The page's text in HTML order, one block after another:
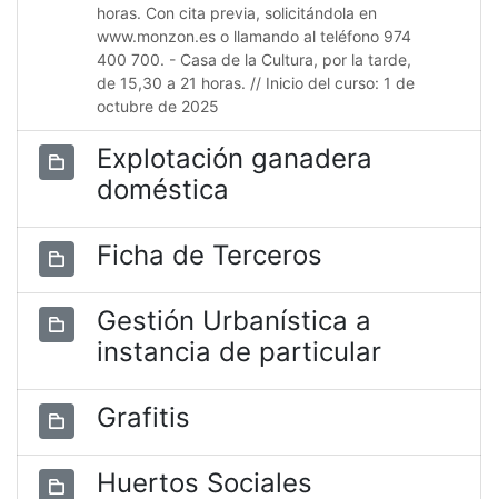
horas. Con cita previa, solicitándola en
www.monzon.es o llamando al teléfono 974
400 700. - Casa de la Cultura, por la tarde,
de 15,30 a 21 horas. // Inicio del curso: 1 de
octubre de 2025
Explotación ganadera
doméstica
Ficha de Terceros
Gestión Urbanística a
instancia de particular
Grafitis
Huertos Sociales